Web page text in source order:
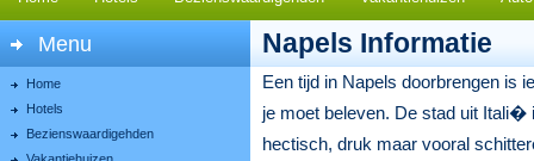
Menu
Home
Hotels
Bezienswaardigehden
Napels Informatie
Een tijd in Napels doorbrengen is
je moet beleven. De stad uit Itali�
hectisch, druk maar vooral